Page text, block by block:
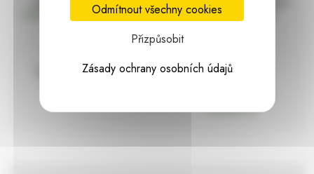
nad 2000 Kč bez DPH Ihned k odeslání
97% hodnocení Zásilka pod
Odmítnout všechny cookies
Přizpůsobit
Zásady ochrany osobních údajů